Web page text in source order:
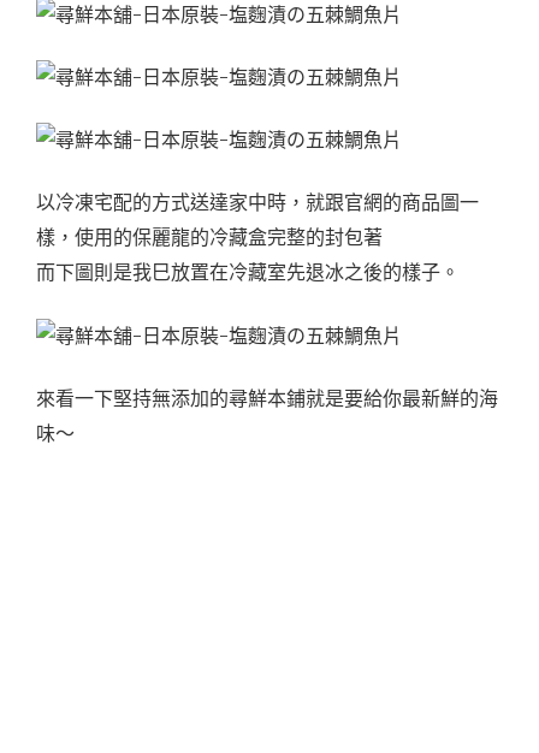
以冷凍宅配的方式送達家中時，就跟官網的商品圖一
樣，使用的保麗龍的冷藏盒完整的封包著
而下圖則是我巳放置在冷藏室先退冰之後的樣子。
來看一下堅持無添加的尋鮮本鋪就是要給你最新鮮的海
味～